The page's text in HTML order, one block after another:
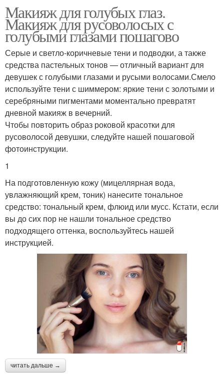
Макияж для голубых глаз.
Макияж для русоволосых с
голубыми глазами пошагово
Серые и светло-коричневые тени и подводки, а также
средства пастельных тонов — отличный вариант для
девушек с голубыми глазами и русыми волосами.Смело
используйте тени с шиммером: яркие тени с золотыми и
серебряными пигментами моментально превратят
дневной макияж в вечерний.
Чтобы повторить образ роковой красотки для
русоволосой девушки, следуйте нашей пошаговой
фотоинструкции.
1
На подготовленную кожу (мицеллярная вода,
увлажняющий крем, тоник) нанесите тональное
средство: тональный крем, флюид или мусс. Кстати, если
вы до сих пор не нашли тональное средство
подходящего оттенка, воспользуйтесь нашей
инструкцией.
читать дальше →